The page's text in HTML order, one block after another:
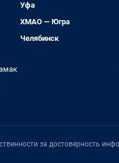
Уфа
ХМАО — Югра
Челябинск
за достоверность